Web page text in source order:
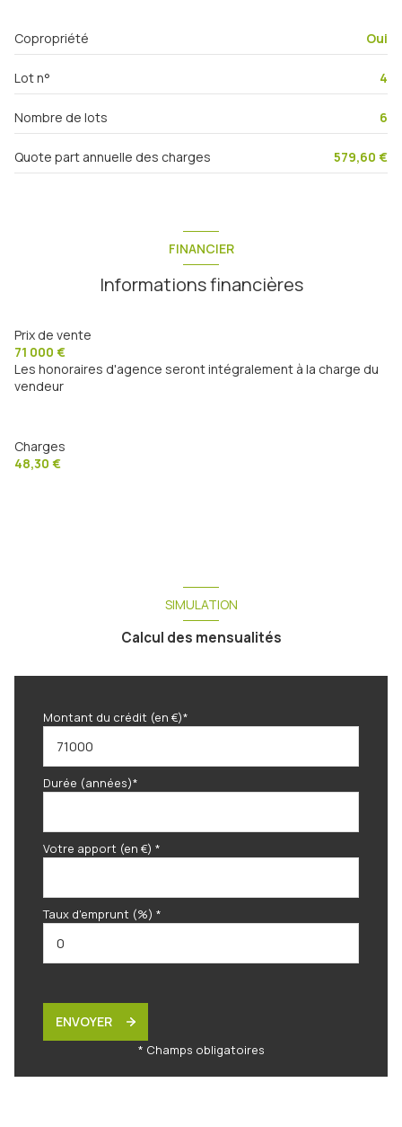
Copropriété Oui
Lot n° 4
Nombre de lots 6
Quote part annuelle des charges 579,60 €
FINANCIER
Informations financières
Prix de vente
71 000 €
Les honoraires d'agence seront intégralement à la charge du
vendeur
Charges
48,30 €
SIMULATION
Calcul des mensualités
Montant du crédit (en €)*
Durée (années)*
Votre apport (en €) *
Taux d'emprunt (%) *
ENVOYER
* Champs obligatoires